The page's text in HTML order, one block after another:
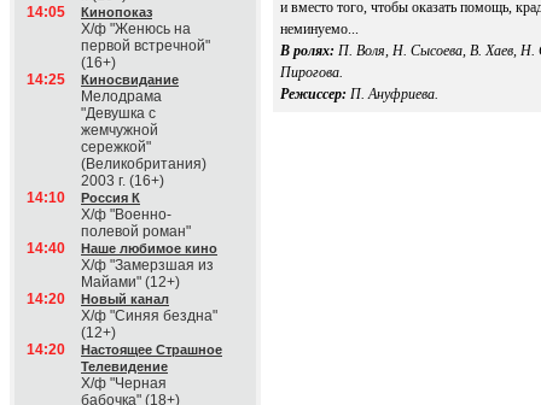
14:05
Кинопоказ
Х/ф "Женюсь на
первой встречной"
(16+)
14:25
Киносвидание
Мелодрама
"Девушка с
жемчужной
сережкой"
(Великобритания)
2003 г. (16+)
14:10
Россия К
Х/ф "Военно-
полевой роман"
14:40
Наше любимое кино
Х/ф "Замерзшая из
Майами" (12+)
14:20
Новый канал
Х/ф "Синяя бездна"
(12+)
14:20
Настоящее Страшное
Телевидение
Х/ф "Черная
бабочка" (18+)
и вместо того, чтобы оказать помощь,
неминуемо...
В ролях: П. Воля, Н. Сысоева, В. Хаев, Н.
Пирогова.
Режиссер: П. Ануфриева.